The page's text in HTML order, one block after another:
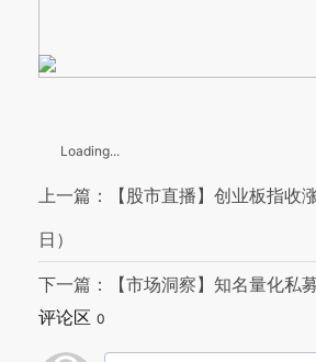
Loading...
上一篇：【股市直播】创业板指收
日）
下一篇：【市场洞察】知名量化私
评论区 0